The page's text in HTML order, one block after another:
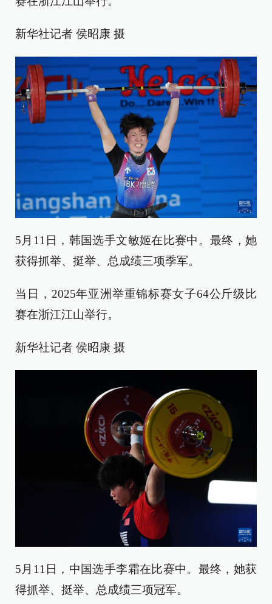
新华社记者 侯昭康 摄
5月11日，韩国选手文敏姬在比赛中。最终，她
获得抓举、挺举、总成绩三项季军。
当日，2025年亚洲举重锦标赛女子64公斤级比
赛在浙江江山举行。
新华社记者 侯昭康 摄
5月11日，中国选手李霜在比赛中。最终，她获
得抓举、挺举、总成绩三项冠军。